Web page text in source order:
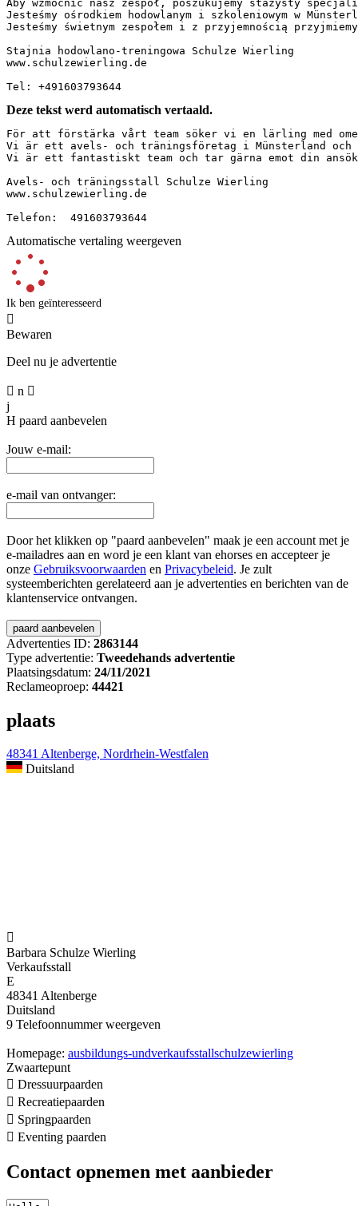
Aby wzmocnić nasz zespół, poszukujemy stażysty
Jesteśmy ośrodkiem hodowlanym i szkoleniowym w
Jesteśmy świetnym zespołem i z przyjemnością
Stajnia hodowlano-treningowa Schulze Wierling
www.schulzewierling.de
Tel: +491603793644
Deze tekst werd automatisch vertaald.
För att förstärka vårt team söker vi en lärling med
Vi är ett avels- och träningsföretag i Münsterland
Vi är ett fantastiskt team och tar gärna emot din
Avels- och träningsstall Schulze Wierling
www.schulzewierling.de
Telefon:  491603793644
Automatische vertaling weergeven
Ik ben geïnteresseerd

Bewaren
Deel nu je advertentie
 n 
j
H paard aanbevelen
Jouw e-mail:
e-mail van ontvanger:
Door het klikken op "paard aanbevelen" maak je een account met je
e-mailadres aan en word je een klant van ehorses en accepteer je
onze Gebruiksvoorwaarden en Privacybeleid. Je zult
systeemberichten gerelateerd aan je advertenties en berichten van de
klantenservice ontvangen.
Advertenties ID: 2863144
Type advertentie: Tweedehands advertentie
Plaatsingsdatum: 24/11/2021
Reclameoproep: 44421
plaats
48341 Altenberge, Nordrhein-Westfalen
Duitsland

Barbara Schulze Wierling
Verkaufsstall
E
48341 Altenberge
Duitsland
9 Telefoonnummer weergeven
Homepage: ausbildungs-undverkaufsstallschulzewierling
Zwaartepunt
 Dressuurpaarden
 Recreatiepaarden
 Springpaarden
 Eventing paarden
Contact opnemen met aanbieder